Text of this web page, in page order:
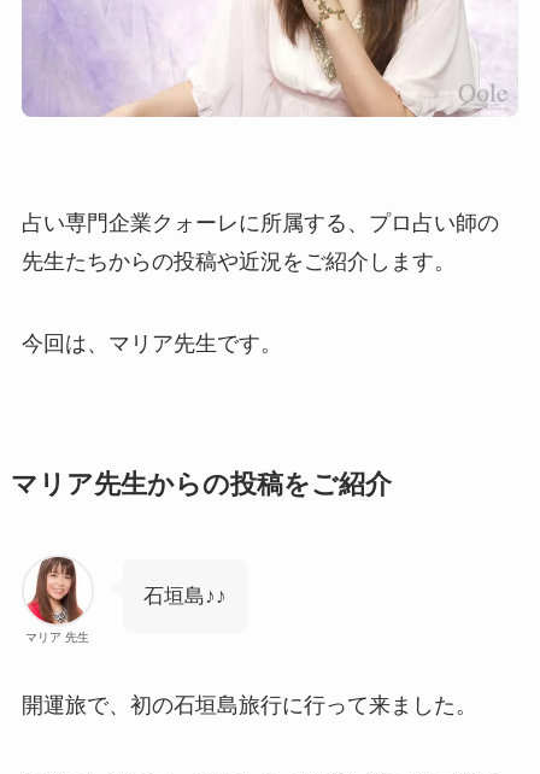
占い専門企業クォーレに所属する、プロ占い師の
先生たちからの投稿や近況をご紹介します。
今回は、マリア先生です。
マリア先生からの投稿をご紹介
マリア 先生
石垣島♪♪
開運旅で、初の石垣島旅行に行って来ました。